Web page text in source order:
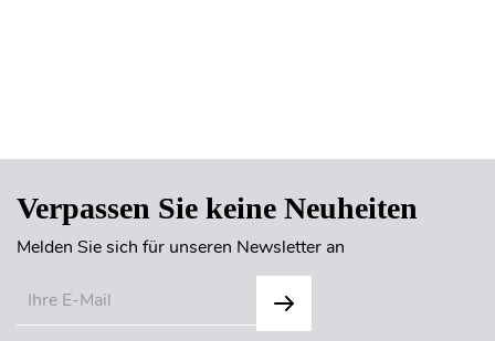
Verpassen Sie keine Neuheiten
Melden Sie sich für unseren Newsletter an